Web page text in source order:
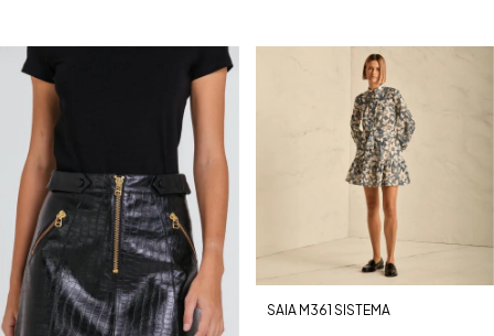
SAIA M361 SISTEMA